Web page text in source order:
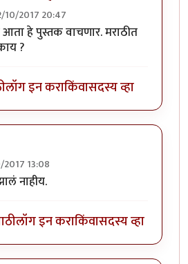
10/2017 20:47
हे पुस्तक वाचणार. मराठीत
?
लॉग इन कराकिंवासदस्य व्हा
2017 13:08
लेखन. आवडले आता हे
नाहीय.
लॉग इन कराकिंवासदस्य व्हा